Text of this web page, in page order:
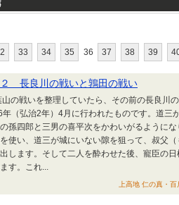
33 34 35 36 37 38 39
長良川の戦いと鶉田の戦い
の戦いを整理していたら、その前の長良川
（弘治2年）4月に行われたものです。道三
孫四郎と三男の喜平次をかわいがるように
使い、道三が城にいない隙を狙って、叔父
します。そして二人を酔わせた後、寵臣の
す。これ...
上高地 仁の真・